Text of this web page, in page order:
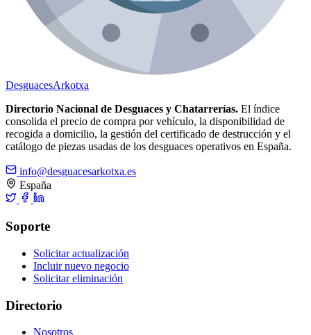
DesguacesArkotxa
Directorio Nacional de Desguaces y Chatarrerías. El índice
consolida el precio de compra por vehículo, la disponibilidad de
recogida a domicilio, la gestión del certificado de destrucción y el
catálogo de piezas usadas de los desguaces operativos en España.
info@desguacesarkotxa.es
España
Soporte
Solicitar actualización
Incluir nuevo negocio
Solicitar eliminación
Directorio
Nosotros